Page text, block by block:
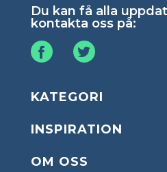
Du kan få alla
kontakta oss på:
KATEGORI
INSPIRATION
OM OSS